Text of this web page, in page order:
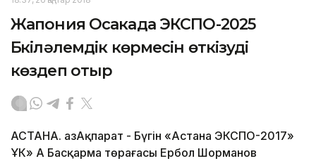
Жапония Осакада ЭКСПО-2025
Бүкіләлемдік көрмесін өткізуді
көздеп отыр
АСТАНА. ҚазАқпарат - Бүгін «Астана ЭКСПО-2017»
ҰК» АҚ Басқарма төрағасы Ербол Шорманов